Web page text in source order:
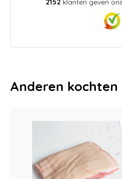
2152 klanten geven
Anderen kochten